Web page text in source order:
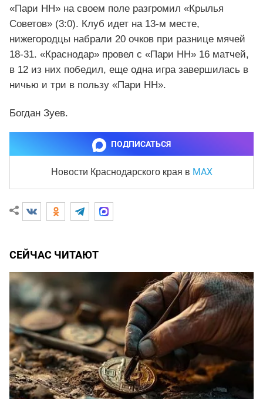
«Пари НН» на своем поле разгромил «Крылья
Советов» (3:0). Клуб идет на 13-м месте,
нижегородцы набрали 20 очков при разнице мячей
18-31. «Краснодар» провел с «Пари НН» 16 матчей,
в 12 из них победил, еще одна игра завершилась в
ничью и три в пользу «Пари НН».
Богдан Зуев.
ПОДПИСАТЬСЯ
Новости Краснодарского края в MAX
СЕЙЧАС ЧИТАЮТ